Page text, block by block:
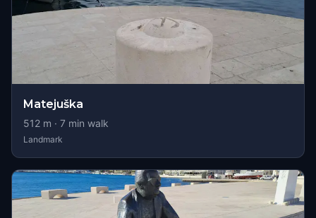
Matejuška
512 m · 7 min walk
Landmark